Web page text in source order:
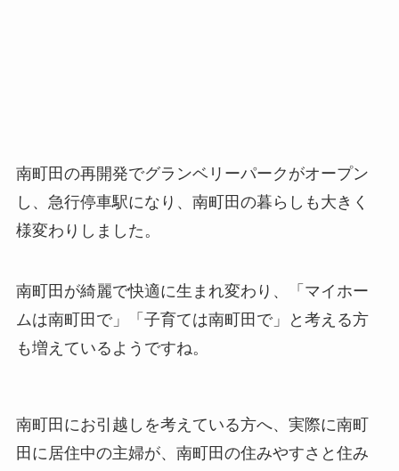
南町田の再開発でグランベリーパークがオープン
し、急行停車駅になり、南町田の暮らしも大きく
様変わりしました。
南町田が綺麗で快適に生まれ変わり、「マイホー
ムは南町田で」「子育ては南町田で」と考える方
も増えているようですね。
南町田にお引越しを考えている方へ、 実際に南町
田に居住中の主婦が、 南町田の住みやすさと住み